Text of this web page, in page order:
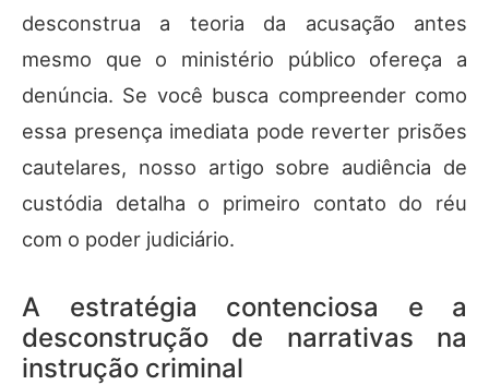
desconstrua a teoria da acusação antes
mesmo que o ministério público ofereça a
denúncia. Se você busca compreender como
essa presença imediata pode reverter prisões
cautelares, nosso artigo sobre audiência de
custódia detalha o primeiro contato do réu
com o poder judiciário.
A estratégia contenciosa e a
desconstrução de narrativas na
instrução criminal